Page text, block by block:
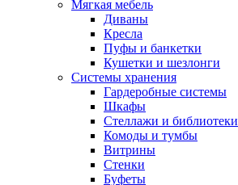
Мягкая мебель
Диваны
Кресла
Пуфы и банкетки
Кушетки и шезлонги
Системы хранения
Гардеробные системы
Шкафы
Стеллажи и библиотеки
Комоды и тумбы
Витрины
Стенки
Буфеты